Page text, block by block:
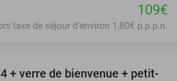
109€
taxe de séjour d'environ 1,80€ p.p.p.n.
+ verre de bienvenue + petit-